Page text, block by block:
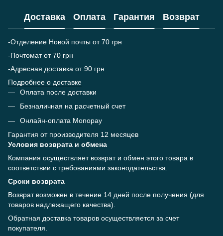
Доставка Оплата Гарантия Возврат
-Отделение Новой почты от 70 грн
-Почтомат от 70 грн
-Адресная доставка от 90 грн
Подробнее о доставке
Оплата после доставки
Безналичная на расчетный счет
Онлайн-оплата Monopay
Гарантия от производителя 12 месяцев
Условия возврата и обмена
Компания осуществляет возврат и обмен этого товара в
соответствии с требованиями законодательства.
Сроки возврата
Возврат возможен в течение 14 дней после получения (для
товаров надлежащего качества).
Обратная доставка товаров осуществляется за счет
покупателя.